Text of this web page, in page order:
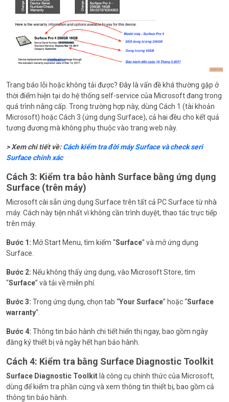
Trang báo lỗi hoặc không tải được? Đây là vấn đề khá thường gặp ở
thời điểm hiện tại do hệ thống self-service của Microsoft đang trong
quá trình nâng cấp. Trong trường hợp này, dùng Cách 1 (tài khoản
Microsoft) hoặc Cách 3 (ứng dụng Surface), cả hai đều cho kết quả
tương đương mà không phụ thuộc vào trang web này.
> Xem chi tiết về:Cách kiểm tra đời máy Surface và check seri
Surface chính xác
Cách 3: Kiểm tra bảo hành Surface bằng ứng dụng
Surface (trên máy)
Microsoft cài sẵn ứng dụng Surface trên tất cả PC Surface từ nhà
máy. Cách này tiện nhất vì không cần trình duyệt, thao tác trực tiếp
trên máy.
Bước 1: Mở Start Menu, tìm kiếm “Surface” và mở ứng dụng
Surface.
Bước 2: Nếu không thấy ứng dụng, vào Microsoft Store, tìm
“Surface” và tải về miễn phí.
Bước 3: Trong ứng dụng, chọn tab “Your Surface” hoặc “Surface
warranty“.
Bước 4: Thông tin bảo hành chi tiết hiển thị ngay, bao gồm ngày
đăng ký thiết bị và ngày hết hạn bảo hành.
Cách 4: Kiểm tra bằng Surface Diagnostic Toolkit
Surface Diagnostic Toolkit là công cụ chính thức của Microsoft,
dùng để kiểm tra phần cứng và xem thông tin thiết bị, bao gồm cả
thông tin bảo hành.